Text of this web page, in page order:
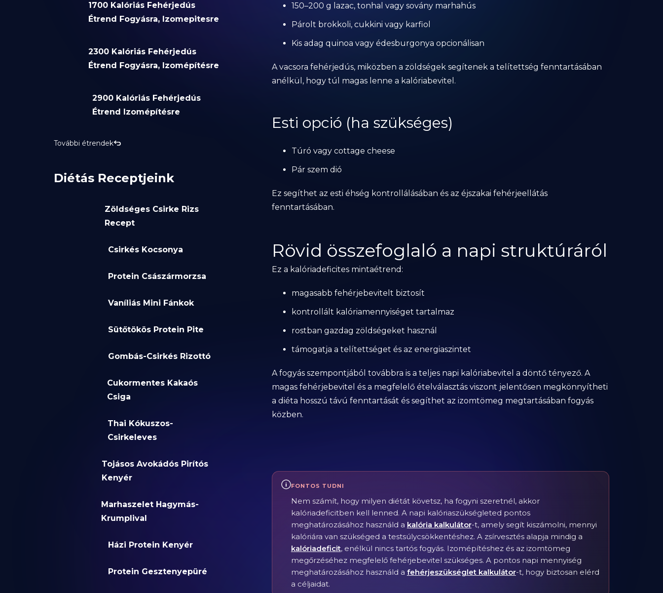
1700 Kalóriás Fehérjedús
Étrend Fogyásra, Izomepitesre
2300 Kalóriás Fehérjedús
Étrend Fogyásra, Izomépítésre
2900 Kalóriás Fehérjedús
Étrend Izomépítésre
További étrendek
Diétás Receptjeink
Zöldséges Csirke Rizs
Recept
Csirkés Kocsonya
Protein Császármorzsa
Vaníliás Mini Fánkok
Sütőtökös Protein Pite
Gombás-Csirkés Rizottó
Cukormentes Kakaós
Csiga
Thai Kókuszos-
Csirkeleves
Tojásos Avokádós Pirítós
Kenyér
Marhaszelet Hagymás-
Krumplival
Házi Protein Kenyér
Protein Gesztenyepüré
150–200 g lazac, tonhal vagy sovány marhahús
Párolt brokkoli, cukkini vagy karfiol
Kis adag quinoa vagy édesburgonya opcionálisan
A vacsora fehérjedús, miközben a zöldségek segítenek a telítettség fenntartásában
anélkül, hogy túl magas lenne a kalóriabevitel.
Esti opció (ha szükséges)
Túró vagy cottage cheese
Pár szem dió
Ez segíthet az esti éhség kontrollálásában és az éjszakai fehérjeellátás
fenntartásában.
Rövid összefoglaló a napi struktúráról
Ez a kalóriadeficites mintaétrend:
magasabb fehérjebevitelt biztosít
kontrollált kalóriamennyiséget tartalmaz
rostban gazdag zöldségeket használ
támogatja a telítettséget és az energiaszintet
A fogyás szempontjából továbbra is a teljes napi kalóriabevitel a döntő tényező. A
magas fehérjebevitel és a megfelelő ételválasztás viszont jelentősen megkönnyítheti
a diéta hosszú távú fenntartását és segíthet az izomtömeg megtartásában fogyás
közben.
FONTOS TUDNI
Nem számít, hogy milyen diétát követsz, ha fogyni szeretnél, akkor
kalóriadeficitben kell lenned. A napi kalóriaszükségleted pontos
meghatározásához használd a kalória kalkulátor-t, amely segít kiszámolni, mennyi
kalóriára van szükséged a testsúlycsökkentéshez. A zsírvesztés alapja mindig a
kalóriadeficit, enélkül nincs tartós fogyás. Izomépítéshez és az izomtömeg
megőrzéséhez megfelelő fehérjebevitel szükséges. A pontos napi mennyiség
meghatározásához használd a fehérjeszükséglet kalkulátor-t, hogy biztosan elérd
a céljaidat.